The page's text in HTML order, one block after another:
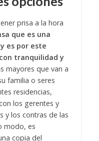
prisa a la hora
que es una
es por este
tranquilidad y
mayores que van a
familia o seres
residencias,
los gerentes y
y los contras de las
modo, es
copia del